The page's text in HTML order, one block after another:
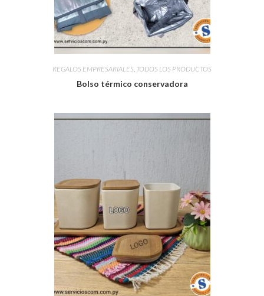
REGALOS EMPRESARIALES TODOS LOS PRODUCTOS
Bolso térmico conservadora